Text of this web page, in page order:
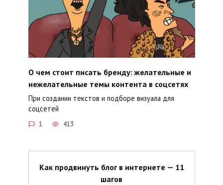
О чем стоит писать бренду: желательные и
нежелательные темы контента в соцсетях
При создании текстов и подборе визуала для
соцсетей
1 413
Как продвинуть блог в интернете — 11
шагов